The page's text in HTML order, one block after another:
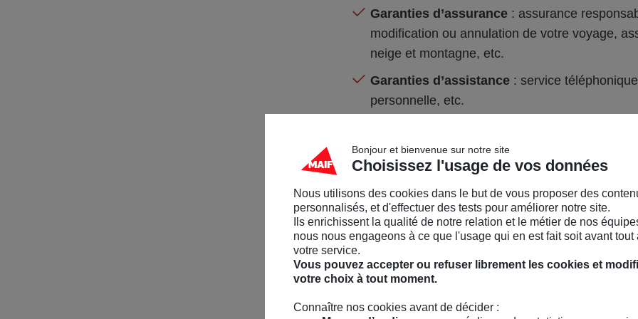
Garanties d’assurance : assurance
modification ou annulation de votre voyage,
neige et montagne, etc.
Garanties d’assistance : service
personnelle, etc.
Les plafonds de l'assurance décès prévu en cas
haut de gamme que dans les cartes bancaires
3
Quelles sont les
dans les différentes
Mastercard ?
Bonjour et bienvenue sur notre site
Choisissez l'usage de vos données
Nous utilisons des cookies dans le but de vous proposer des
personnalisés, et d'effectuer des tests pour améliorer notre site.
Ils enrichissent la qualité de notre relation et le métier de nos
nous nous engageons à ce que l'usage qui en est fait soit avant tout
votre service.
Vous pouvez accepter ou refuser librement les cookies et
votre choix à tout moment.
Connaître nos cookies avant de décider :